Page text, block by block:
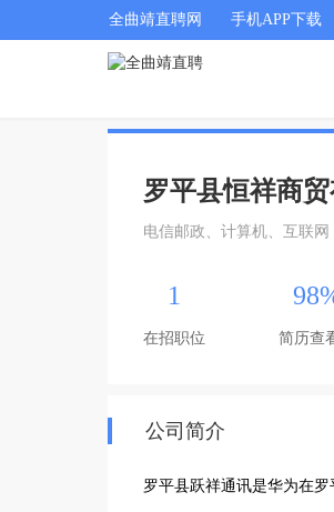
全曲靖直聘网 手机APP下载
罗平县恒祥商贸
电信邮政、计算机、互联网
1
在招职位 简历查
公司简介
罗平县跃祥通讯是华为在